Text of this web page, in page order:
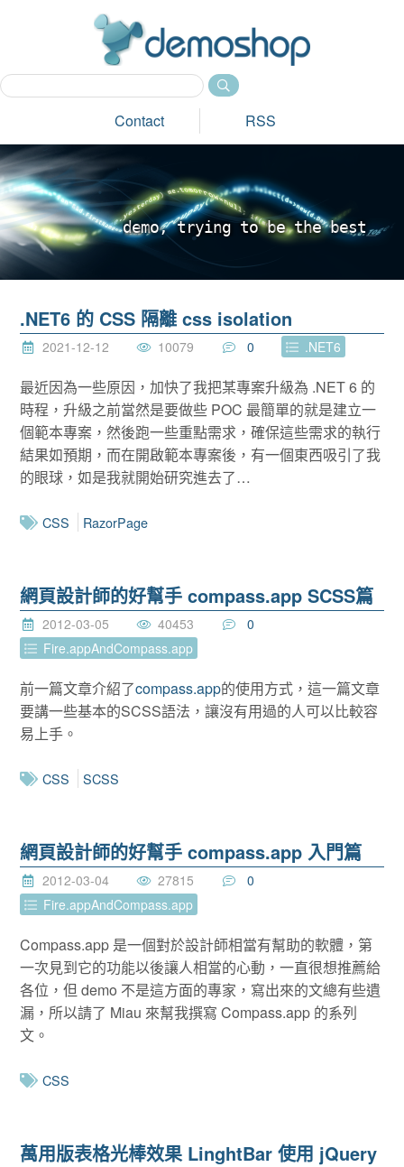
Contact RSS
demo, trying to be the best_
.NET6 的 CSS 隔離 css isolation
2021-12-12 10079 0 .NET6
最近因為一些原因，加快了我把某專案升級為 .NET 6 的
時程，升級之前當然是要做些 POC 最簡單的就是建立一
個範本專案，然後跑一些重點需求，確保這些需求的執行
結果如預期，而在開啟範本專案後，有一個東西吸引了我
的眼球，如是我就開始研究進去了…
CSS RazorPage
網頁設計師的好幫手 compass.app SCSS篇
2012-03-05 40453
0
Fire.appAndCompass.app
前一篇文章介紹了compass.app的使用方式，這一篇文章
要講一些基本的SCSS語法，讓沒有用過的人可以比較容
易上手。
CSS SCSS
網頁設計師的好幫手 compass.app 入門篇
2012-03-04 27815
0
Fire.appAndCompass.app
Compass.app 是一個對於設計師相當有幫助的軟體，第
一次見到它的功能以後讓人相當的心動，一直很想推薦給
各位，但 demo 不是這方面的專家，寫出來的文總有些遺
漏，所以請了 Miau 來幫我撰寫 Compass.app 的系列
文。
CSS
萬用版表格光棒效果 LinghtBar 使用 jQuery